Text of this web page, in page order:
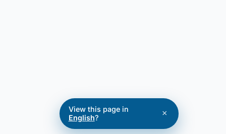
View this page in
English? ×